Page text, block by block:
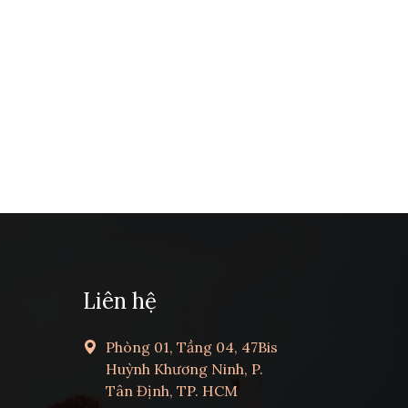
Liên hệ
Phòng 01, Tầng 04, 47Bis
Huỳnh Khương Ninh, P.
Tân Định, TP. HCM